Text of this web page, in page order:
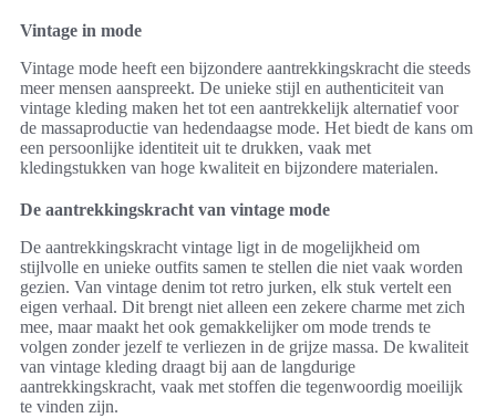
Vintage in mode
Vintage mode heeft een bijzondere aantrekkingskracht die steeds
meer mensen aanspreekt. De unieke stijl en authenticiteit van
vintage kleding maken het tot een aantrekkelijk alternatief voor
de massaproductie van hedendaagse mode. Het biedt de kans om
een persoonlijke identiteit uit te drukken, vaak met
kledingstukken van hoge kwaliteit en bijzondere materialen.
De aantrekkingskracht van vintage mode
De aantrekkingskracht vintage ligt in de mogelijkheid om
stijlvolle en unieke outfits samen te stellen die niet vaak worden
gezien. Van vintage denim tot retro jurken, elk stuk vertelt een
eigen verhaal. Dit brengt niet alleen een zekere charme met zich
mee, maar maakt het ook gemakkelijker om mode trends te
volgen zonder jezelf te verliezen in de grijze massa. De kwaliteit
van vintage kleding draagt bij aan de langdurige
aantrekkingskracht, vaak met stoffen die tegenwoordig moeilijk
te vinden zijn.